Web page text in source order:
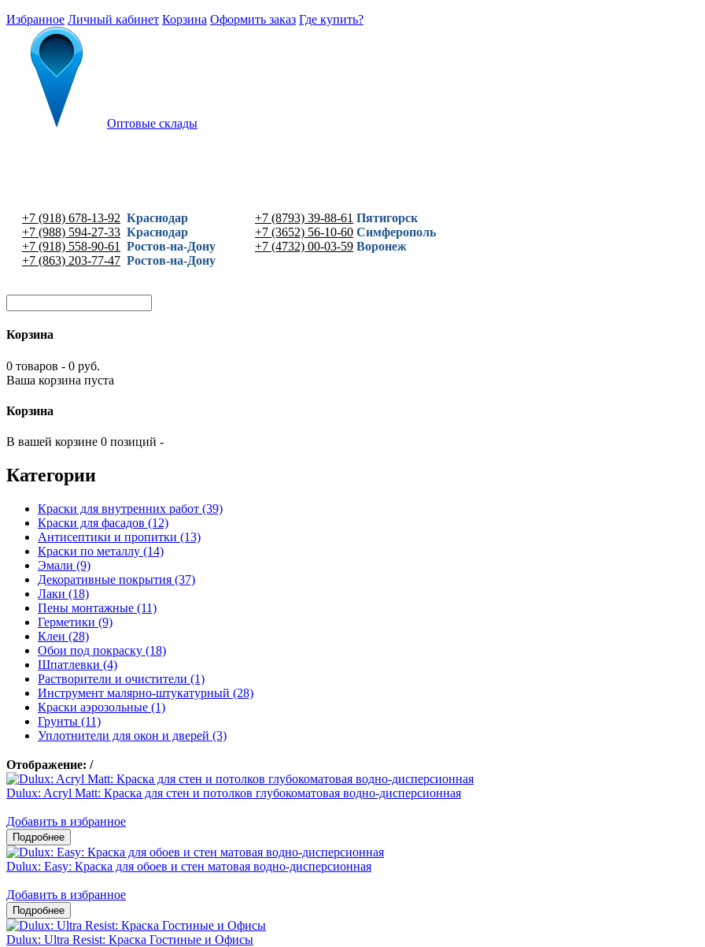
Избранное Личный кабинет Корзина Оформить заказ Где купить?
Оптовые склады
+7 (918) 678-13-92 Краснодар
+7 (988) 594-27-33 Краснодар
+7 (918) 558-90-61
Ростов-на-Дону
+7 (863) 203-77-47 Ростов-на-Дону
+7 (8793) 39-88-61 Пятигорск
+7 (3652) 56-10-60 Симферополь
+7 (4732) 00-03-59 Воронеж
Корзина
0 товаров - 0 руб.
Ваша корзина пуста
Корзина
В вашей корзине 0 позиций -
Категории
Краски для внутренних работ (39)
Краски для фасадов (12)
Антисептики и пропитки (13)
Краски по металлу (14)
Эмали (9)
Декоративные покрытия (37)
Лаки (18)
Пены монтажные (11)
Герметики (9)
Клеи (28)
Обои под покраску (18)
Шпатлевки (4)
Растворители и очистители (1)
Инструмент малярно-штукатурный (28)
Краски аэрозольные (1)
Грунты (11)
Уплотнители для окон и дверей (3)
Отображение: /
Dulux: Acryl Matt: Краска для стен и потолков глубокоматовая водно-дисперсионная
Добавить в избранное
Dulux: Easy: Краска для обоев и стен матовая водно-дисперсионная
Добавить в избранное
Dulux: Ultra Resist: Краска Гостиные и Офисы